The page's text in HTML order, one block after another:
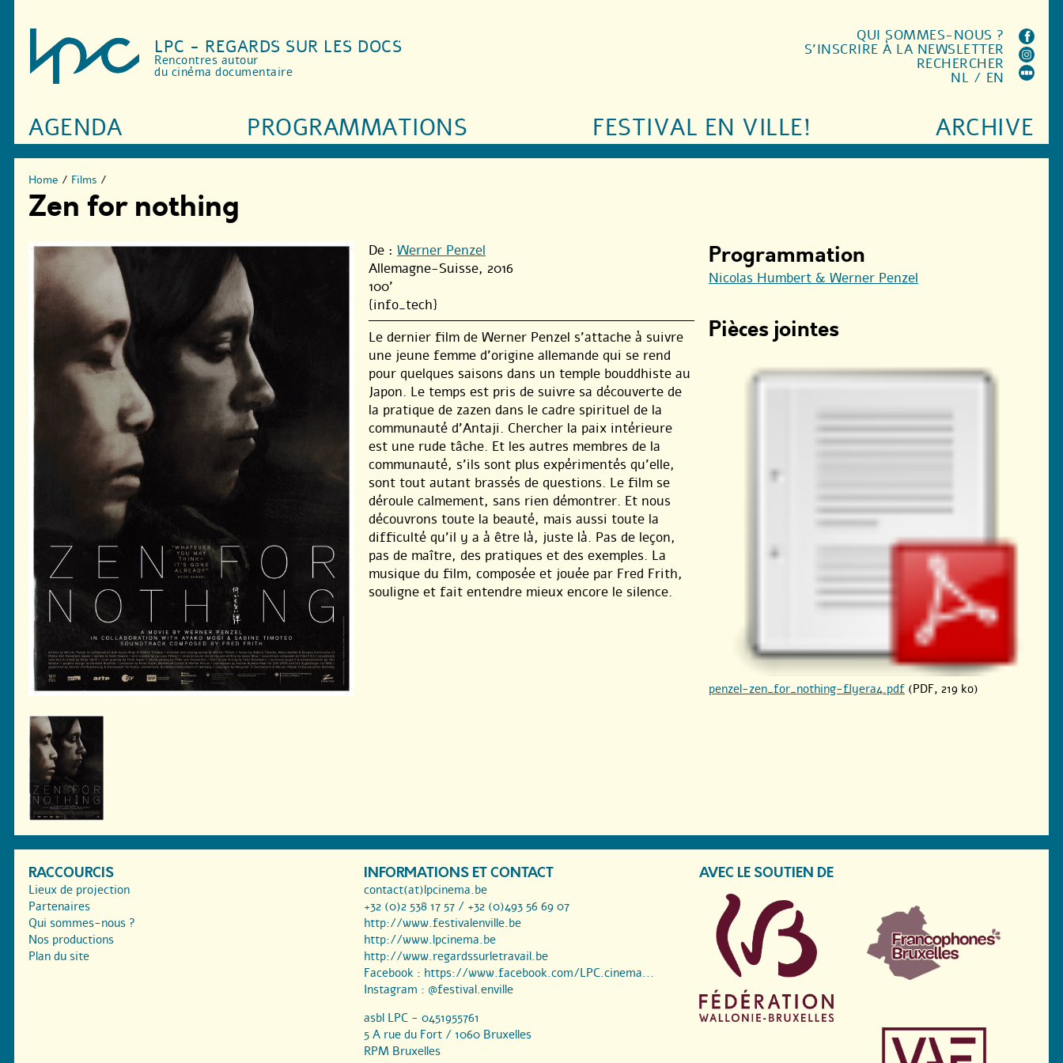
LPC - REGARDS SUR LES DOCS
Rencontres autour
du cinéma documentaire
AGENDA PROGRAMMATIONS FESTIVAL EN VILLE! ARCHIVE
QUI SOMMES-NOUS ?
S'INSCRIRE À LA NEWSLETTER
RECHERCHER
NL / EN
Home / Films /
Zen for nothing
De : Werner Penzel
Allemagne-Suisse, 2016
100'
{info_tech}
Le dernier film de Werner Penzel s’attache à suivre
une jeune femme d’origine allemande qui se rend
pour quelques saisons dans un temple bouddhiste au
Japon. Le temps est pris de suivre sa découverte de
la pratique de zazen dans le cadre spirituel de la
communauté d’Antaji. Chercher la paix intérieure
est une rude tâche. Et les autres membres de la
communauté, s’ils sont plus expérimentés qu’elle,
sont tout autant brassés de questions. Le film se
déroule calmement, sans rien démontrer. Et nous
découvrons toute la beauté, mais aussi toute la
difficulté qu’il y a à être là, juste là. Pas de leçon,
pas de maître, des pratiques et des exemples. La
musique du film, composée et jouée par Fred Frith,
souligne et fait entendre mieux encore le silence.
Programmation
Nicolas Humbert & Werner Penzel
Pièces jointes
penzel-zen_for_nothing-flyera4.pdf (PDF, 219 ko)
RACCOURCIS
Lieux de projection
Partenaires
Qui sommes-nous ?
Nos productions
Plan du site
INFORMATIONS ET CONTACT
contact(at)lpcinema.be
+32 (0)2 538 17 57 / +32 (0)493 56 69 07
http://www.festivalenville.be
http://www.lpcinema.be
http://www.regardssurletravail.be
Facebook : https://www.facebook.com/LPC.cinema...
Instagram : @festival.enville
asbl LPC - 0451955761
5 A rue du Fort / 1060 Bruxelles
RPM Bruxelles
AVEC LE SOUTIEN DE